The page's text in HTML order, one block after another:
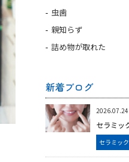
虫歯
親知らず
詰め物が取れた
新着ブログ
2026.07.24
セラミック